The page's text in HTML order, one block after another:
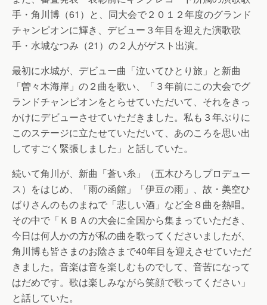
手・角川博（61）と、同大会で２０１２年度のグランド
チャンピオンに輝き、デビュー３年目を迎えた演歌歌
手・水城なつみ（21）の２人がゲスト出演。
最初に水城が、デビュー曲「泣いてひとり旅」と新曲
「曽々木海岸」の２曲を歌い、「３年前にこの大会でグ
ランドチャンピオンをとらせていただいて、それをきっ
かけにデビューさせていただきました。私も３年ぶりに
このステージに立たせていただいて、あのころを思い出
してすごく緊張しました」と話していた。
続いて角川が、新曲「蒼い糸」（五木ひろしプロデュー
ス）をはじめ、「雨の函館」「伊豆の雨」、故・美空ひ
ばりさんのものまねで「悲しい酒」など全８曲を熱唱。
その中で「ＫＢＡの大会に全国から集まっていただき、
今日は何人かの方が私の曲を歌ってくださいましたが、
角川博も皆さまのお陰さまで40年目を迎えさせていただ
きました。音楽は音を楽しむものでして、音苦になって
はだめです。歌は楽しみながら笑顔で歌ってください」
と話していた。